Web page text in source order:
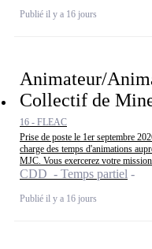
Publié il y a 16 jours
Animateur/
Collectif de
16 - FLEAC
Prise de poste le 1er septembre
charge des temps d'animations
MJC. Vous exercerez votre mission
CDD - Temps partiel
Publié il y a 16 jours